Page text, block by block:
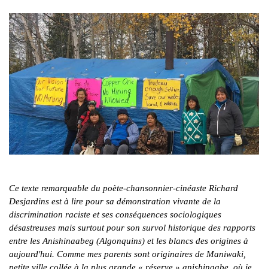
Ce texte remarquable du poète-chansonnier-cinéaste Richard
Desjardins est à lire pour sa démonstration vivante de la
discrimination raciste et ses conséquences sociologiques
désastreuses mais surtout pour son survol historique des rapports
entre les Anishinaabeg (Algonquins) et les blancs des origines à
aujourd'hui. Comme mes parents sont originaires de Maniwaki,
petite ville collée à la plus grande « réserve » anishinaabe, où je